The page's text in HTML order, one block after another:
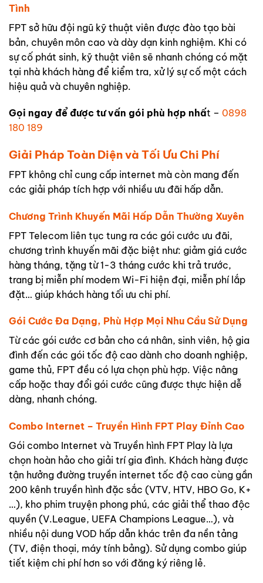
Tình
FPT sở hữu đội ngũ kỹ thuật viên được đào tạo bài
bản, chuyên môn cao và dày dạn kinh nghiệm. Khi có
sự cố phát sinh, kỹ thuật viên sẽ nhanh chóng có mặt
tại nhà khách hàng để kiểm tra, xử lý sự cố một cách
hiệu quả và chuyên nghiệp.
Gọi ngay để được tư vấn gói phù hợp nhất – 0898
180 189
Giải Pháp Toàn Diện và Tối Ưu Chi Phí
FPT không chỉ cung cấp internet mà còn mang đến
các giải pháp tích hợp với nhiều ưu đãi hấp dẫn.
Chương Trình Khuyến Mãi Hấp Dẫn Thường Xuyên
FPT Telecom liên tục tung ra các gói cước ưu đãi,
chương trình khuyến mãi đặc biệt như: giảm giá cước
hàng tháng, tặng từ 1-3 tháng cước khi trả trước,
trang bị miễn phí modem Wi-Fi hiện đại, miễn phí lắp
đặt… giúp khách hàng tối ưu chi phí.
Gói Cước Đa Dạng, Phù Hợp Mọi Nhu Cầu Sử Dụng
Từ các gói cước cơ bản cho cá nhân, sinh viên, hộ gia
đình đến các gói tốc độ cao dành cho doanh nghiệp,
game thủ, FPT đều có lựa chọn phù hợp. Việc nâng
cấp hoặc thay đổi gói cước cũng được thực hiện dễ
dàng, nhanh chóng.
Combo Internet – Truyền Hình FPT Play Đỉnh Cao
Gói combo Internet và Truyền hình FPT Play là lựa
chọn hoàn hảo cho giải trí gia đình. Khách hàng được
tận hưởng đường truyền internet tốc độ cao cùng gần
200 kênh truyền hình đặc sắc (VTV, HTV, HBO Go, K+
…), kho phim truyện phong phú, các giải thể thao độc
quyền (V.League, UEFA Champions League…), và
nhiều nội dung VOD hấp dẫn khác trên đa nền tảng
(TV, điện thoại, máy tính bảng). Sử dụng combo giúp
tiết kiệm chi phí hơn so với đăng ký riêng lẻ.